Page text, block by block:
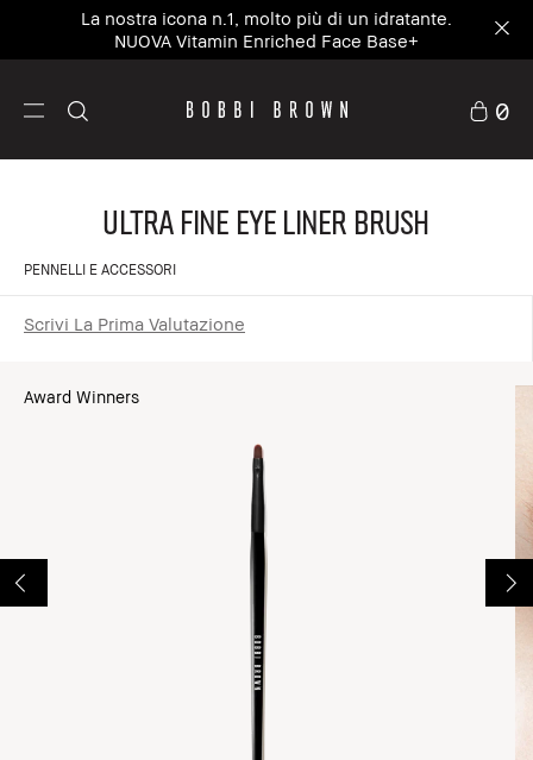
La nostra icona n.1, molto più di un idratante.
NUOVA Vitamin Enriched Face Base+
0
Ultra Fine Eye Liner Brush
PENNELLI E ACCESSORI
Scrivi La Prima Valutazione
Award Winners